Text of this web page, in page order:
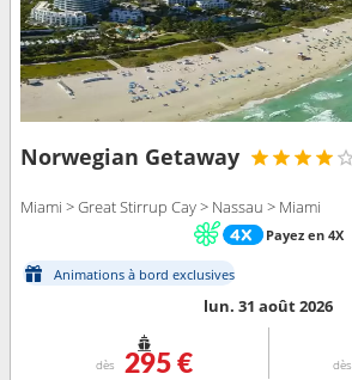
Norwegian Getaway
Miami > Great Stirrup Cay > Nassau > Miami
Payez en 4X
Animations à bord exclusives
lun. 31 août 2026
dès 295 € dès